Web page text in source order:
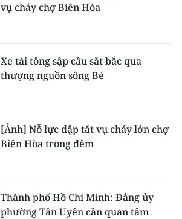
vụ cháy chợ Biên Hòa
Xe tải tông sập cầu sắt bắc qua
thượng nguồn sông Bé
[Ảnh] Nỗ lực dập tắt vụ cháy lớn chợ
Biên Hòa trong đêm
Thành phố Hồ Chí Minh: Đảng ủy
phường Tân Uyên cần quan tâm